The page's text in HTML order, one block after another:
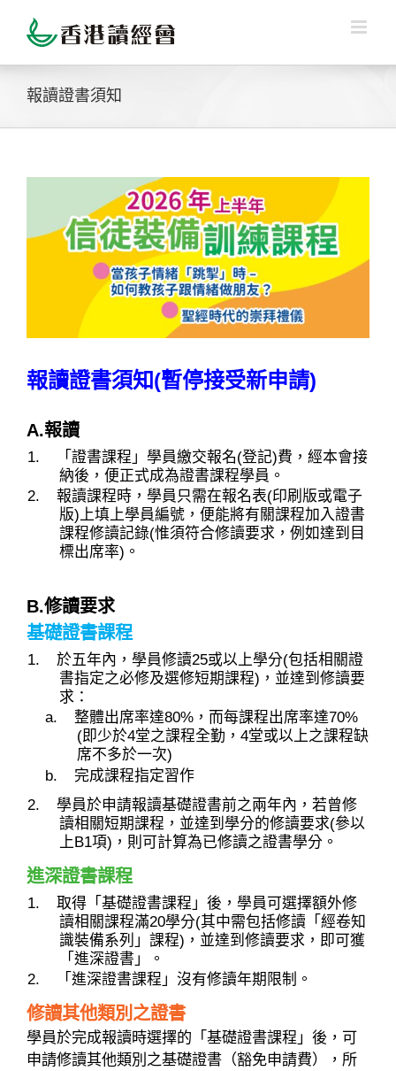
content
報讀證書須知
報讀證書須知(暫停接受新申請)
A.報讀
「證書課程」學員繳交報名(登記)費，經本會接
納後，便正式成為證書課程學員。
報讀課程時，學員只需在報名表(印刷版或電子
版)上填上學員編號，便能將有關課程加入證書
課程修讀記錄(惟須符合修讀要求，例如達到目
標出席率)。
B.修讀要求
基礎證書課程
於五年內，學員修讀25或以上學分(包括相關證
書指定之必修及選修短期課程)，並達到修讀要
求：
整體出席率達80%，而每課程出席率達70%
(即少於4堂之課程全勤，4堂或以上之課程缺
席不多於一次)
完成課程指定習作
學員於申請報讀基礎證書前之兩年內，若曾修
讀相關短期課程，並達到學分的修讀要求(參以
上B1項)，則可計算為已修讀之證書學分。
進深證書課程
取得「基礎證書課程」後，學員可選擇額外修
讀相關課程滿20學分(其中需包括修讀「經卷知
識裝備系列」課程)，並達到修讀要求，即可獲
「進深證書」。
「進深證書課程」沒有修讀年期限制。
修讀其他類別之證書
學員於完成報讀時選擇的「基礎證書課程」後，可
申請修讀其他類別之基礎證書（豁免申請費），所